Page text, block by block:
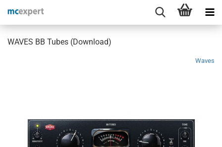
WAVES BB Tubes (Download)
Waves